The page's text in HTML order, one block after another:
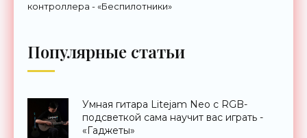
контроллера - «Беспилотники»
Популярные статьи
Умная гитара Litejam Neo с RGB-
подсветкой сама научит вас играть -
«Гаджеты»